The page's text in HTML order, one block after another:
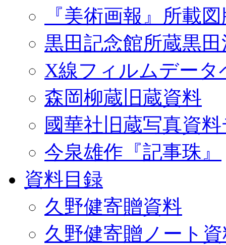
『美術画報』所載
黒田記念館所蔵黒
X線フィルムデータ
森岡柳蔵旧蔵資料
國華社旧蔵写真資
今泉雄作『記事珠』
資料目録
久野健寄贈資料
久野健寄贈ノート